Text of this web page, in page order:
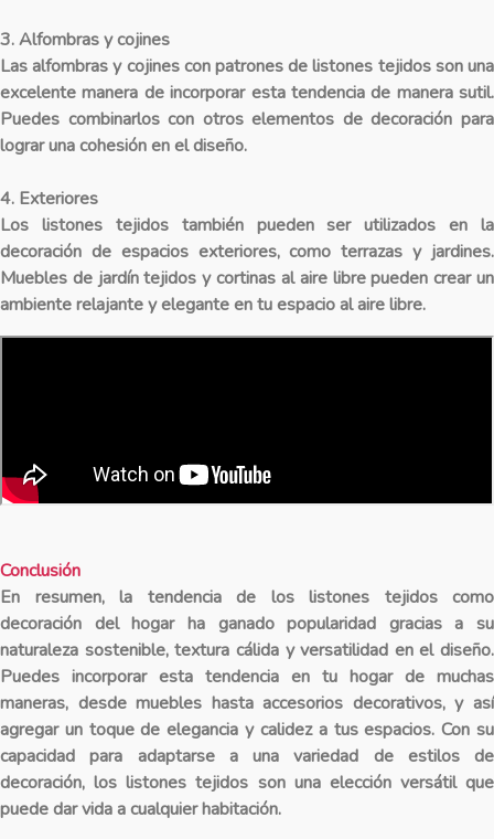
3. Alfombras y cojines
Las alfombras y cojines con patrones de listones tejidos son una
excelente manera de incorporar esta tendencia de manera sutil.
Puedes combinarlos con otros elementos de decoración para
lograr una cohesión en el diseño.
4. Exteriores
Los listones tejidos también pueden ser utilizados en la
decoración de espacios exteriores, como terrazas y jardines.
Muebles de jardín tejidos y cortinas al aire libre pueden crear un
ambiente relajante y elegante en tu espacio al aire libre.
Conclusión
En resumen, la tendencia de los listones tejidos como
decoración del hogar ha ganado popularidad gracias a su
naturaleza sostenible, textura cálida y versatilidad en el diseño.
Puedes incorporar esta tendencia en tu hogar de muchas
maneras, desde muebles hasta accesorios decorativos, y así
agregar un toque de elegancia y calidez a tus espacios. Con su
capacidad para adaptarse a una variedad de estilos de
decoración, los listones tejidos son una elección versátil que
puede dar vida a cualquier habitación.